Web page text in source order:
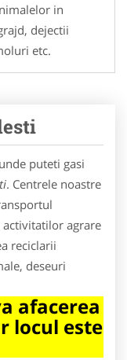
in
dejectii
etc.
puteti gasi
. Centrele noastre
agrare
reciclarii
deseuri
afacerea
locul este